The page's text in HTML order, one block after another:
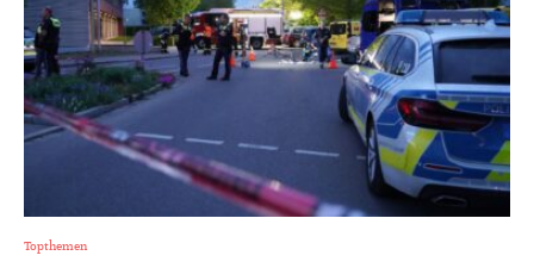
Topthemen